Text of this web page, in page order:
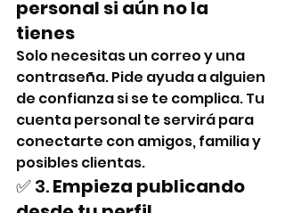
personal si aún no la
tienes
Solo necesitas un correo y una
contraseña. Pide ayuda a alguien
de confianza si se te complica. Tu
cuenta personal te servirá para
conectarte con amigos, familia y
posibles clientas.
✅ 3. Empieza publicando